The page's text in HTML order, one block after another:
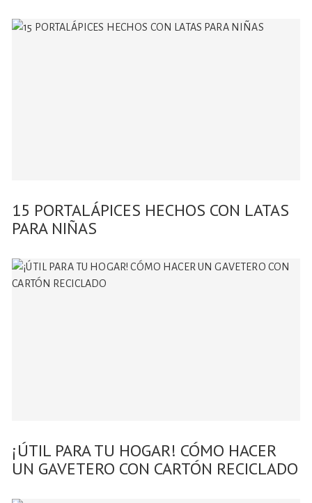
15 PORTALÁPICES HECHOS CON LATAS
PARA NIÑAS
¡ÚTIL PARA TU HOGAR! CÓMO HACER
UN GAVETERO CON CARTÓN RECICLADO